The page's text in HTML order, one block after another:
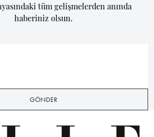
tüm gelişmelerden anında
haberiniz olsun.
GÖNDER